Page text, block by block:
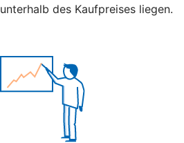
unterhalb des Kaufpreises liegen.